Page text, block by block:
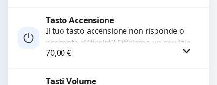
Procedi
Tasto Accensione
Il tuo tasto accensione non risponde o
presenta difficoltà? Offriamo un servizio
professionale di riparazione o
70,00€
Tasti Volume